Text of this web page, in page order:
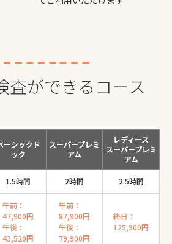
査ができるコース
ーシックド
ック
スーパープレミ
アム
レディース
スーパープレミ
アム
1.5時間 2時間 2.5時間
午前：
47,900円
午後：
43,520円
午前：
87,900円
午後：
79,900円
終日：
125,900円